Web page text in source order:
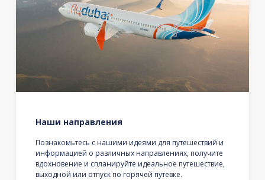
Наши направления
Познакомьтесь с нашими идеями для путешествий и
информацией о различных направлениях, получите
вдохновение и спланируйте идеальное путешествие,
выходной или отпуск по горячей путевке.